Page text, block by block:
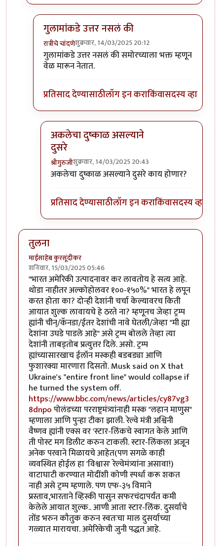
गुलामांकडे उत्तर नसलं की
रात्रीचे चांदणेशुक्रवार, 14/03/2025 20:12
In reply toमुल्ल्याची धाव मशिदीपर्यंत!byअमरेंद्र बाहुबली
गुलामांकडे उत्तर नसलं की समोरच्याला भक्त म्हणून
वेळ मारून नेतात.
प्रतिसाद देण्यासाठीलॉग इन कराकिंवासदस्य व्हा
अकलेचा दुष्काळ असल्याने
दुसरे
श्रीगुरुजीशुक्रवार, 14/03/2025 20:43
In reply toगुलामांकडे उत्तर नसलं कीbyरात्रीचे चांदणे
अकलेचा दुष्काळ असल्याने दुसरे काय होणार?
प्रतिसाद देण्यासाठीलॉग इन कराकिंवासदस्य व्हा
तुलना
माईसाहेब कुरसूंदीकर
शनिवार, 15/03/2025 05:46
"भारत अमेरिकी उत्पादनावर कर लावतोय हे सत्य आहे.
थोडा नाहीतर अल्कोहोलवर १००-१५०%" भारत हे लपून
करत होता का? दोन्ही देशांनी चर्चा केल्यावरच किती
आयात शुल्क लावायचे हे ठरते ना? म्हणूनच जेव्हा ट्रम्प
ह्यांनी चीन्/कॅनडा/ईतर देशांची नावे घेतली/जेव्हा "मी ह्या
देशांना उघडे पाडले आहे" असे ट्रम्प बोलले तेव्हा त्या
देशांनी ताबड्तोब प्रत्युत्तर दिले. असो. ट्रम्प
ह्यांच्यासारखाच ईलॉन मस्कही बडबड्या आणि
फुशारक्या मारणारा दिसतो. Musk said on X that
Ukraine's "entire front line" would collapse if
he turned the system off.
https://www.bbc.com/news/articles/cy87vg3
8dnpoपोलंडच्या परराष्ट्रमंत्र्यांनाही मस्क "लहान माणुस"
म्हणाला आणि पुन्हा टीका झाली. रेल्वे मंत्री अश्विनी
वैष्णव ह्यांनी एक्स वर 'स्टार-लिंकचे स्वागत केले आणि
ती पोस्ट मग डिलीट करुन टाकली. स्टार-लिंकला अजून
अनेक परवाने मिळायचे आहेत(पण सगळे काही
व्यवस्थित होईल हा 'विश्वास' रेल्वेमंत्र्यांना असावा!)
वाटाघाटी करण्यात मोदींशी कोणी स्पर्धा करू शकत
नाही असे ट्रम्प म्हणाले. पण एफ-३५ विमाने
प्रस्ताव,भारताने व्हिस्की पासुन सफरचंदापर्यंत कमी
केलेले आयात शुल्क.. आणी आता स्टार-लिंक. दुसर्याचे
तोंड भरुन कौतुक करुन स्वतःचा माल दुसर्याच्या
गळ्यात मारायचा. अमेरिकेची जुनी पद्धत आहे.